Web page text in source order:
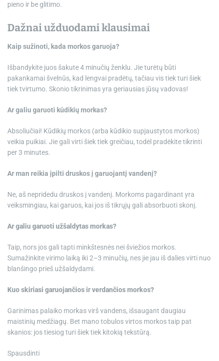
pieno ir be glitimo.
Dažnai užduodami klausimai
Kaip sužinoti, kada morkos garuoja?
Išbandykite juos šakute 4 minučių ženklu. Jie turėtų būti
pakankamai švelnūs, kad lengvai pradėtų, tačiau vis tiek turi šiek
tiek tvirtumo. Skonio tikrinimas yra geriausias jūsų vadovas!
Ar galiu garuoti kūdikių morkas?
Absoliučiai! Kūdikių morkos (arba kūdikio supjaustytos morkos)
veikia puikiai. Jie gali virti šiek tiek greičiau, todėl pradėkite tikrinti
per 3 minutes.
Ar man reikia įpilti druskos į garuojantį vandenį?
Ne, aš nepridedu druskos į vandenį. Morkoms pagardinant yra
veiksmingiau, kai garuos, kai jos iš tikrųjų gali absorbuoti skonį.
Ar galiu garuoti užšaldytas morkas?
Taip, nors jos gali tapti minkštesnės nei šviežios morkos.
Sumažinkite virimo laiką iki 2–3 minučių, nes jie jau iš dalies virti nuo
blanšingo prieš užšaldydami.
Kuo skiriasi garuojančios ir verdančios morkos?
Garinimas palaiko morkas virš vandens, išsaugant daugiau
maistinių medžiagų. Bet mano tobulos virtos morkos taip pat
skanios: jos tiesiog turi šiek tiek kitokią tekstūrą.
Spausdinti